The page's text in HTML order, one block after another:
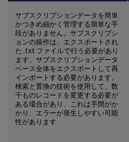
サブスクリプションデータを簡単
かつきめ細かく管理する簡単な手
段がありません。サブスクリプシ
ョンの操作は、エクスポートされ
た .txt ファイルで行う必要があり
ます。サブスクリプションデータ
ベース全体をエクスポートして再
インポートする必要があります。
検索と置換の技術を使用して、数
千ものレコードを変更する必要が
ある場合があり、これは手間がか
かり、エラーが発生しやすい可能
性があります